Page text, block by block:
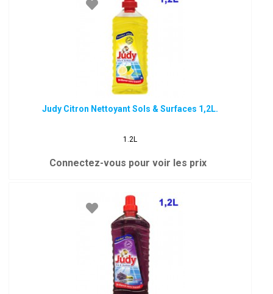
Judy Citron Nettoyant Sols & Surfaces 1,2L.
1.2L
Connectez-vous pour voir les prix